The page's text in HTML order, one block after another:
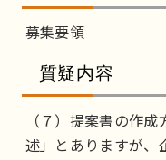
募集要領
質疑内容
（７）提案書の作
述」とありますが、